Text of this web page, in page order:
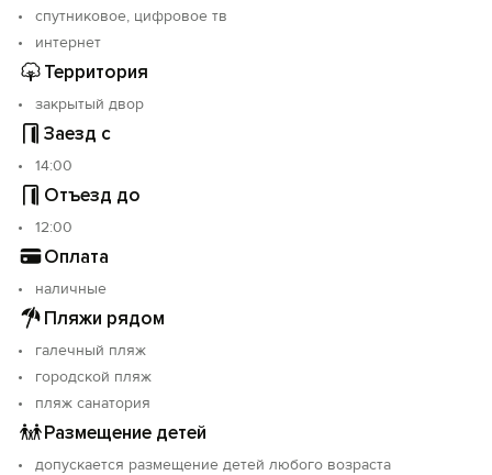
спутниковое, цифровое тв
интернет
Территория
закрытый двор
Заезд с
14:00
Отъезд до
12:00
Оплата
наличные
Пляжи рядом
галечный пляж
городской пляж
пляж санатория
Размещение детей
допускается размещение детей любого возраста